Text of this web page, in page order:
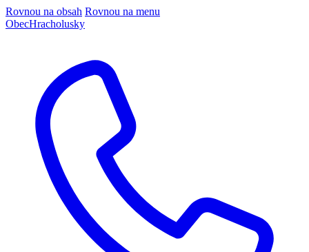
Rovnou na obsah Rovnou na menu
ObecHracholusky